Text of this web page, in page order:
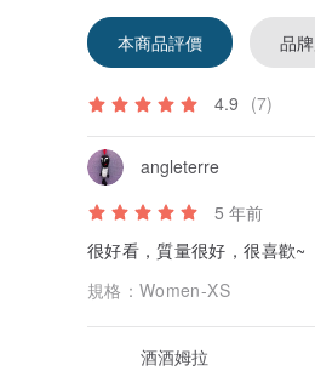
本商品評價 品
4.9 (7)
angleterre
5 年前
很好看，質量很好，很喜歡~
規格：Women-XS
酒酒姆拉